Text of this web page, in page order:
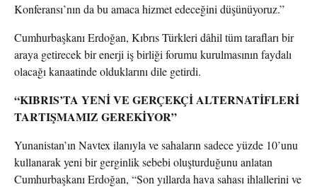
Konferansı’nın da bu amaca hizmet edeceğini düşünüyoruz.”
Cumhurbaşkanı Erdoğan, Kıbrıs Türkleri dâhil tüm tarafları bir
araya getirecek bir enerji iş birliği forumu kurulmasının faydalı
olacağı kanaatinde olduklarını dile getirdi.
“KIBRIS’TA YENİ VE GERÇEKÇİ ALTERNATİFLERİ
TARTIŞMAMIZ GEREKİYOR”
Yunanistan’ın Navtex ilanıyla ve sahaların sadece yüzde 10’unu
kullanarak yeni bir gerginlik sebebi oluşturduğunu anlatan
Cumhurbaşkanı Erdoğan, “Son yıllarda hava sahası ihlallerini ve